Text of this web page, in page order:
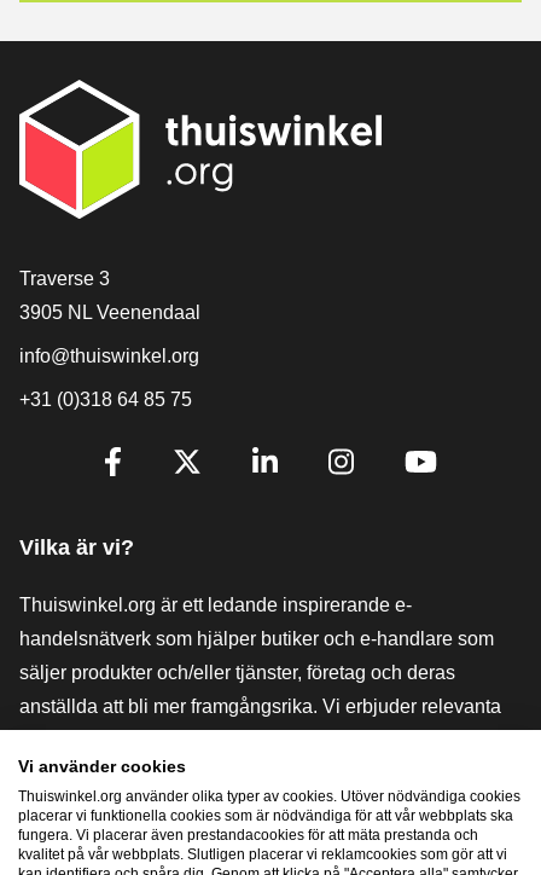
[_General:Contact]
Traverse 3
3905 NL Veenendaal
info@thuiswinkel.org
+31 (0)318 64 85 75
[_General:SocialMediaTitle]
Vilka är vi?
Thuiswinkel.org är ett ledande inspirerande e-
handelsnätverk som hjälper butiker och e-handlare som
säljer produkter och/eller tjänster, företag och deras
anställda att bli mer framgångsrika. Vi erbjuder relevanta
Thuiswinkel-recensioner, rättsliga medel och rådgivning,
stöd, marknadsundersökningar och vi har en egen
utbildningsplattform, Thuiswinkel e-Academy.
Vi använder cookies
Thuiswinkel.org använder olika typer av cookies. Utöver nödvändiga cookies
placerar vi funktionella cookies som är nödvändiga för att vår webbplats ska
fungera. Vi placerar även prestandacookies för att mäta prestanda och
kvalitet på vår webbplats. Slutligen placerar vi reklamcookies som gör att vi